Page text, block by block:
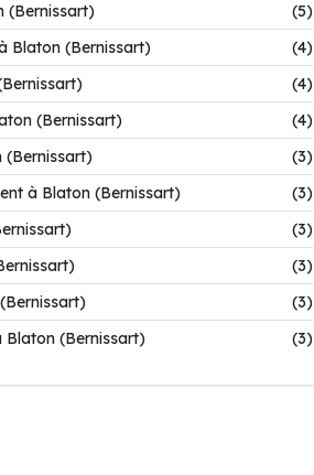
(Bernissart)
(5)
Blaton (Bernissart)
(4)
(4)
(Bernissart)
(4)
(Bernissart)
(3)
à Blaton (Bernissart)
(3)
(3)
(3)
(3)
(Bernissart)
(3)